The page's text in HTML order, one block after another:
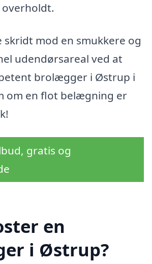
skridt mod en smukkere og
udendørsareal ved at
brolægger i Østrup i
om en flot belægning er
gratis og
en
i Østrup?